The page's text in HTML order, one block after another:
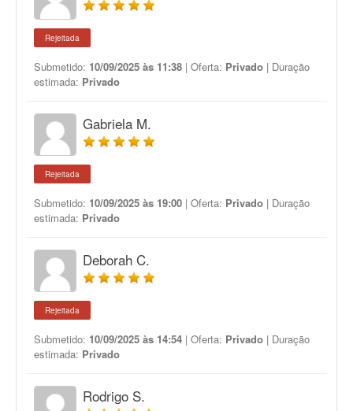
Rejeitada
Submetido: 10/09/2025 às 11:38 | Oferta: Privado | Duração
estimada: Privado
Gabriela M.
Rejeitada
Submetido: 10/09/2025 às 19:00 | Oferta: Privado | Duração
estimada: Privado
Deborah C.
Rejeitada
Submetido: 10/09/2025 às 14:54 | Oferta: Privado | Duração
estimada: Privado
Rodrigo S.